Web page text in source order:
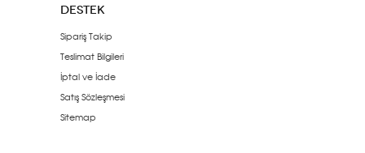
DESTEK
Sipariş Takip
Teslimat Bilgileri
İptal ve İade
Satış Sözleşmesi
Sitemap